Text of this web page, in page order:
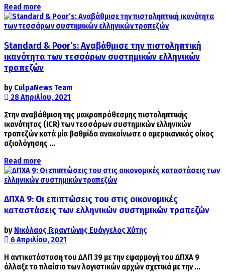
Read more
Standard & Poor’s: Αναβάθμισε την πιστοληπτική
ικανότητα των τεσσάρων συστημικών ελληνικών
τραπεζών
by CulpaNews Team
28 Απριλίου, 2021
Στην αναβάθμιση της μακροπρόθεσμης πιστοληπτικής
ικανότητας (ICR) των τεσσάρων συστημικών ελληνικών
τραπεζών κατά μία βαθμίδα ανακοίνωσε ο αμερικανικός οίκος
αξιολόγησης ...
Read more
ΔΠΧΑ 9: Oι επιπτώσεις του στις οικονομικές
καταστάσεις των ελληνικών συστημικών τραπεζών
by Νικόλαος Γεραντώνης Ευάγγελος Χύτης
6 Απριλίου, 2021
Η αντικατάσταση του ΔΛΠ 39 με την εφαρμογή του ΔΠΧΑ 9
άλλαξε το πλαίσιο των λογιστικών αρχών σχετικά με την ...